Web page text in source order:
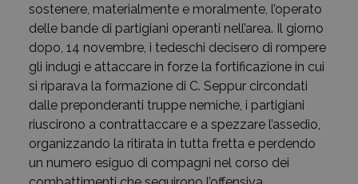
sostenere, materialmente e moralmente, l’operato
delle bande di partigiani operanti nell’area. Il giorno
dopo, 14 novembre, i tedeschi decisero di rompere
gli indugi e attaccare in forze la fortificazione in cui
si riparava la formazione di C. Seppur circondati
dalle preponderanti truppe nemiche, i partigiani
riuscirono a contrattaccare e a spezzare l’assedio,
organizzando la ritirata in tutta fretta e perdendo
un numero esiguo di compagni nel corso dei